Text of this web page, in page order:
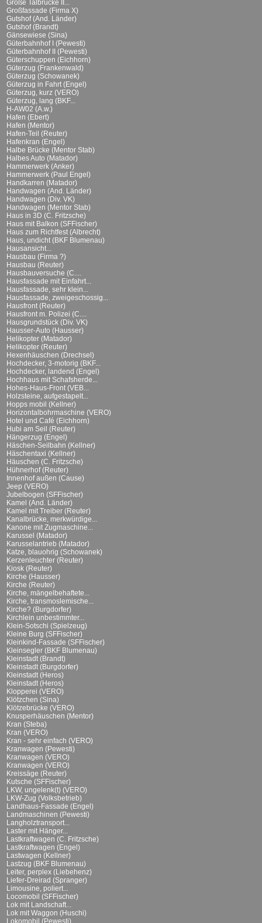
Große Talbrücke II...
Großfassade (Firma X)
Gutshof (And. Länder)
Gutshof (Brandt)
Gänsewiese (Sina)
Güterbahnhof I (Pewesti)
Güterbahnhof II (Pewesti)
Güterschuppen (Eichhorn)
Güterzug (Frankenwald)
Güterzug (Schowanek)
Güterzug in Fahrt (Engel)
Güterzug, kurz (VERO)
Güterzug, lang (BKF...
H-AW02 (A.w.)
Hafen (Ebert)
Hafen (Mentor)
Hafen-Teil (Reuter)
Hafenkran (Engel)
Halbe Brücke (Mentor Stab)
Halbes Auto (Matador)
Hammerwerk (Anker)
Hammerwerk (Paul Engel)
Handkarren (Matador)
Handwagen (And. Länder)
Handwagen (Div. VK)
Handwagen (Mentor Stab)
Haus in 3D (C. Fritzsche)
Haus mit Balkon (SFFischer)
Haus zum Richtfest (Albrecht)
Haus, undicht (BKF Blumenau)
Hausansicht...
Hausbau (Firma ?)
Hausbau (Reuter)
Hausbauversuche (C....
Hausfassade mit Einfahrt...
Hausfassade, sehr klein...
Hausfassade, zweigeschossig...
Hausfront (Reuter)
Hausfront m. Polizei (C....
Hausgrundstück (Div. VK)
Hausser-Auto (Hausser)
Helikopter (Matador)
Helikopter (Reuter)
Hexenhäuschen (Drechsel)
Hochdecker, 3-motorig (BKF...
Hochdecker, landend (Engel)
Hochhaus mit Schafsherde...
Hohes-Haus-Front (VEB...
Holzsteine, aufgestapelt...
Hopps mobil (Kellner)
Horizontalbohrmaschine (VERO)
Hotel und Café (Eichhorn)
Hubi am Seil (Reuter)
Hängerzug (Engel)
Häschen-Seilbahn (Kellner)
Häschentaxi (Kellner)
Häuschen (C. Fritzsche)
Hühnerhof (Reuter)
Innenhof außen (Cause)
Jeep (VERO)
Jubelbogen (SFFischer)
Kamel (And. Länder)
Kamel mit Treiber (Reuter)
Kanalbrücke, merkwürdige...
Kanone mit Zugmaschine...
Karussel (Matador)
Karusselantrieb (Matador)
Katze, blauohrig (Schowanek)
Kerzenleuchter (Reuter)
Kiosk (Reuter)
Kirche (Hausser)
Kirche (Reuter)
Kirche, mängelbehaftete...
Kirche, transmoslemische...
Kirche? (Burgdorfer)
Kirchlein unbestimmter...
Klein-Sotschi (Spielzeug)
Kleine Burg (SFFischer)
Kleinkind-Fassade (SFFischer)
Kleinsegler (BKF Blumenau)
Kleinstadt (Brandt)
Kleinstadt (Burgdorfer)
Kleinstadt (Heros)
Kleinstadt (Heros)
Klopperei (VERO)
Klötzchen (Sina)
Klötzebrücke (VERO)
Knusperhäuschen (Mentor)
Kran (Steba)
Kran (VERO)
Kran - sehr einfach (VERO)
Kranwagen (Pewesti)
Kranwagen (VERO)
Kranwagen (VERO)
Kreissäge (Reuter)
Kutsche (SFFischer)
LKW, ungelenk(t) (VERO)
LKW-Zug (Volksbetrieb)
Landhaus-Fassade (Engel)
Landmaschinen (Pewesti)
Langholztransport...
Laster mit Hänger...
Lastkraftwagen (C. Fritzsche)
Lastkraftwagen (Engel)
Lastwagen (Kellner)
Lastzug (BKF Blumenau)
Leiter, perplex (Liebehenz)
Liefer-Dreirad (Spranger)
Limousine, poliert...
Locomobil (SFFischer)
Lok mit Landschaft...
Lok mit Waggon (Huschi)
Lokomobil (Pewesti)